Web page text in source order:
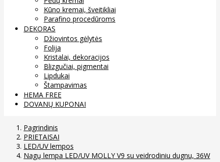
Kūno kremai, šveitikliai
Parafino procedūroms
DEKORAS
Džiovintos gėlytės
Folija
Kristalai, dekoracijos
Blizgučiai, pigmentai
Lipdukai
Štampavimas
HEMA FREE
DOVANŲ KUPONAI
Pagrindinis
PRIETAISAI
LED/UV lempos
Nagų lempa LED/UV MOLLY V9 su veidrodiniu dugnu, 36W